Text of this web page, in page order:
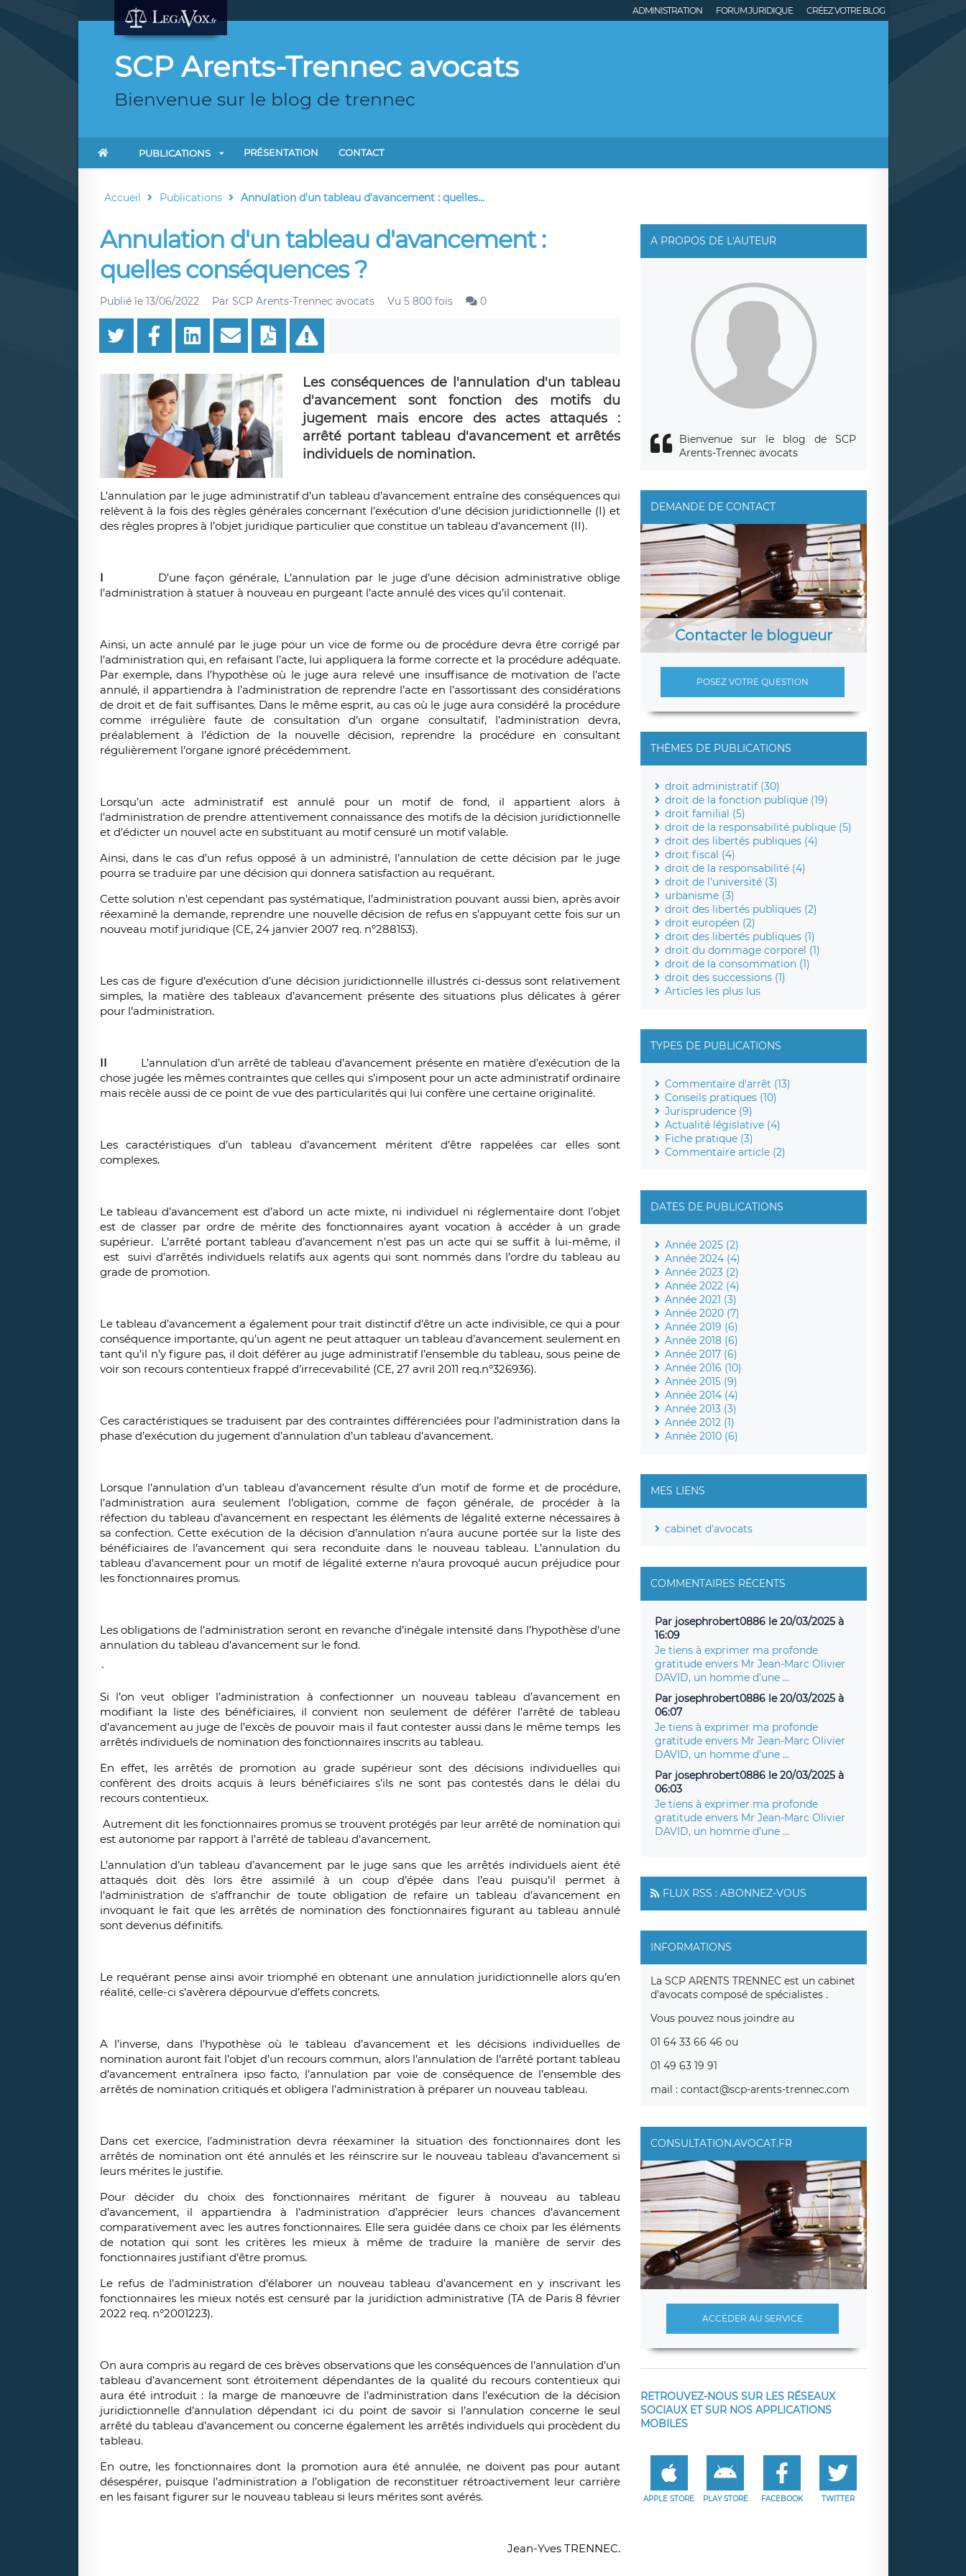
ADMINISTRATION FORUM JURIDIQUE CRÉEZ VOTRE BLOG
SCP Arents-Trennec avocats
Bienvenue sur le blog de trennec
PUBLICATIONS PRÉSENTATION CONTACT
Accueil Publications Annulation d'un tableau d'avancement : quelles...
Annulation d'un tableau d'avancement :
quelles conséquences ?
Publié le 13/06/2022 Par SCP Arents-Trennec avocats Vu 5 800 fois 0
Les conséquences de l'annulation d'un tableau
d'avancement sont fonction des motifs du
jugement mais encore des actes attaqués :
arrêté portant tableau d'avancement et arrêtés
individuels de nomination.
L’annulation par le juge administratif d’un tableau d’avancement entraîne des conséquences qui
relèvent à la fois des règles générales concernant l’exécution d’une décision juridictionnelle (I) et
des règles propres à l’objet juridique particulier que constitue un tableau d’avancement (II).
I D’une façon générale, L’annulation par le juge d’une décision administrative oblige
l’administration à statuer à nouveau en purgeant l’acte annulé des vices qu’il contenait.
Ainsi, un acte annulé par le juge pour un vice de forme ou de procédure devra être corrigé par
l’administration qui, en refaisant l’acte, lui appliquera la forme correcte et la procédure adéquate.
Par exemple, dans l’hypothèse où le juge aura relevé une insuffisance de motivation de l’acte
annulé, il appartiendra à l’administration de reprendre l’acte en l’assortissant des considérations
de droit et de fait suffisantes. Dans le même esprit, au cas où le juge aura considéré la procédure
comme irrégulière faute de consultation d’un organe consultatif, l’administration devra,
préalablement à l’édiction de la nouvelle décision, reprendre la procédure en consultant
régulièrement l’organe ignoré précédemment.
Lorsqu’un acte administratif est annulé pour un motif de fond, il appartient alors à
l’administration de prendre attentivement connaissance des motifs de la décision juridictionnelle
et d’édicter un nouvel acte en substituant au motif censuré un motif valable.
Ainsi, dans le cas d’un refus opposé à un administré, l’annulation de cette décision par le juge
pourra se traduire par une décision qui donnera satisfaction au requérant.
Cette solution n’est cependant pas systématique, l’administration pouvant aussi bien, après avoir
réexaminé la demande, reprendre une nouvelle décision de refus en s’appuyant cette fois sur un
nouveau motif juridique (CE, 24 janvier 2007 req. n°288153).
Les cas de figure d’exécution d’une décision juridictionnelle illustrés ci-dessus sont relativement
simples, la matière des tableaux d’avancement présente des situations plus délicates à gérer
pour l’administration.
II L’annulation d’un arrêté de tableau d’avancement présente en matière d’exécution de la
chose jugée les mêmes contraintes que celles qui s’imposent pour un acte administratif ordinaire
mais recèle aussi de ce point de vue des particularités qui lui confère une certaine originalité.
Les caractéristiques d’un tableau d’avancement méritent d’être rappelées car elles sont
complexes.
Le tableau d’avancement est d’abord un acte mixte, ni individuel ni réglementaire dont l’objet
est de classer par ordre de mérite des fonctionnaires ayant vocation à accéder à un grade
supérieur. L’arrêté portant tableau d’avancement n’est pas un acte qui se suffit à lui-même, il
est suivi d’arrêtés individuels relatifs aux agents qui sont nommés dans l’ordre du tableau au
grade de promotion.
Le tableau d’avancement a également pour trait distinctif d’être un acte indivisible, ce qui a pour
conséquence importante, qu’un agent ne peut attaquer un tableau d’avancement seulement en
tant qu’il n’y figure pas, il doit déférer au juge administratif l’ensemble du tableau, sous peine de
voir son recours contentieux frappé d’irrecevabilité (CE, 27 avril 2011 req.n°326936).
Ces caractéristiques se traduisent par des contraintes différenciées pour l’administration dans la
phase d’exécution du jugement d’annulation d’un tableau d’avancement.
Lorsque l’annulation d’un tableau d’avancement résulte d’un motif de forme et de procédure,
l’administration aura seulement l’obligation, comme de façon générale, de procéder à la
réfection du tableau d’avancement en respectant les éléments de légalité externe nécessaires à
sa confection. Cette exécution de la décision d’annulation n’aura aucune portée sur la liste des
bénéficiaires de l’avancement qui sera reconduite dans le nouveau tableau. L’annulation du
tableau d’avancement pour un motif de légalité externe n’aura provoqué aucun préjudice pour
les fonctionnaires promus.
Les obligations de l’administration seront en revanche d’inégale intensité dans l’hypothèse d’une
annulation du tableau d’avancement sur le fond.
`
Si l’on veut obliger l’administration à confectionner un nouveau tableau d’avancement en
modifiant la liste des bénéficiaires, il convient non seulement de déférer l’arrêté de tableau
d’avancement au juge de l’excès de pouvoir mais il faut contester aussi dans le même temps les
arrêtés individuels de nomination des fonctionnaires inscrits au tableau.
En effet, les arrêtés de promotion au grade supérieur sont des décisions individuelles qui
confèrent des droits acquis à leurs bénéficiaires s’ils ne sont pas contestés dans le délai du
recours contentieux.
Autrement dit les fonctionnaires promus se trouvent protégés par leur arrêté de nomination qui
est autonome par rapport à l’arrêté de tableau d’avancement.
L’annulation d’un tableau d’avancement par le juge sans que les arrêtés individuels aient été
attaqués doit dès lors être assimilé à un coup d’épée dans l’eau puisqu’il permet à
l’administration de s’affranchir de toute obligation de refaire un tableau d’avancement en
invoquant le fait que les arrêtés de nomination des fonctionnaires figurant au tableau annulé
sont devenus définitifs.
Le requérant pense ainsi avoir triomphé en obtenant une annulation juridictionnelle alors qu’en
réalité, celle-ci s’avèrera dépourvue d’effets concrets.
A l’inverse, dans l’hypothèse où le tableau d’avancement et les décisions individuelles de
nomination auront fait l’objet d’un recours commun, alors l’annulation de l’arrêté portant tableau
d’avancement entraînera ipso facto, l’annulation par voie de conséquence de l’ensemble des
arrêtés de nomination critiqués et obligera l’administration à préparer un nouveau tableau.
Dans cet exercice, l’administration devra réexaminer la situation des fonctionnaires dont les
arrêtés de nomination ont été annulés et les réinscrire sur le nouveau tableau d’avancement si
leurs mérites le justifie.
Pour décider du choix des fonctionnaires méritant de figurer à nouveau au tableau
d’avancement, il appartiendra à l’administration d’apprécier leurs chances d’avancement
comparativement avec les autres fonctionnaires. Elle sera guidée dans ce choix par les éléments
de notation qui sont les critères les mieux à même de traduire la manière de servir des
fonctionnaires justifiant d’être promus.
Le refus de l’administration d’élaborer un nouveau tableau d’avancement en y inscrivant les
fonctionnaires les mieux notés est censuré par la juridiction administrative (TA de Paris 8 février
2022 req. n°2001223).
On aura compris au regard de ces brèves observations que les conséquences de l’annulation d’un
tableau d’avancement sont étroitement dépendantes de la qualité du recours contentieux qui
aura été introduit : la marge de manœuvre de l’administration dans l’exécution de la décision
juridictionnelle d’annulation dépendant ici du point de savoir si l’annulation concerne le seul
arrêté du tableau d’avancement ou concerne également les arrêtés individuels qui procèdent du
tableau.
En outre, les fonctionnaires dont la promotion aura été annulée, ne doivent pas pour autant
désespérer, puisque l’administration a l’obligation de reconstituer rétroactivement leur carrière
en les faisant figurer sur le nouveau tableau si leurs mérites sont avérés.
Jean-Yves TRENNEC.
A PROPOS DE L'AUTEUR
Bienvenue sur le blog de SCP
Arents-Trennec avocats
DEMANDE DE CONTACT
Contacter le blogueur
POSEZ VOTRE QUESTION
THÈMES DE PUBLICATIONS
droit administratif (30)
droit de la fonction publique (19)
droit familial (5)
droit de la responsabilité publique (5)
droit des libertés publiques (4)
droit fiscal (4)
droit de la responsabilité (4)
droit de l'université (3)
urbanisme (3)
droit des libertés publiques (2)
droit européen (2)
droit des libertés publiques (1)
droit du dommage corporel (1)
droit de la consommation (1)
droit des successions (1)
Articles les plus lus
TYPES DE PUBLICATIONS
Commentaire d'arrêt (13)
Conseils pratiques (10)
Jurisprudence (9)
Actualité législative (4)
Fiche pratique (3)
Commentaire article (2)
DATES DE PUBLICATIONS
Année 2025 (2)
Année 2024 (4)
Année 2023 (2)
Année 2022 (4)
Année 2021 (3)
Année 2020 (7)
Année 2019 (6)
Année 2018 (6)
Année 2017 (6)
Année 2016 (10)
Année 2015 (9)
Année 2014 (4)
Année 2013 (3)
Année 2012 (1)
Année 2010 (6)
MES LIENS
cabinet d'avocats
COMMENTAIRES RÉCENTS
Par josephrobert0886 le 20/03/2025 à
16:09
Je tiens à exprimer ma profonde
gratitude envers Mr Jean-Marc Olivier
DAVID, un homme d’une ...
Par josephrobert0886 le 20/03/2025 à
06:07
Je tiens à exprimer ma profonde
gratitude envers Mr Jean-Marc Olivier
DAVID, un homme d’une ...
Par josephrobert0886 le 20/03/2025 à
06:03
Je tiens à exprimer ma profonde
gratitude envers Mr Jean-Marc Olivier
DAVID, un homme d’une ...
FLUX RSS : ABONNEZ-VOUS
INFORMATIONS
La SCP ARENTS TRENNEC est un cabinet
d'avocats composé de spécialistes .
Vous pouvez nous joindre au
01 64 33 66 46 ou
01 49 63 19 91
mail : contact@scp-arents-trennec.com
CONSULTATION.AVOCAT.FR
ACCÉDER AU SERVICE
RETROUVEZ-NOUS SUR LES RÉSEAUX
SOCIAUX ET SUR NOS APPLICATIONS
MOBILES
APPLE STORE PLAY STORE FACEBOOK TWITTER